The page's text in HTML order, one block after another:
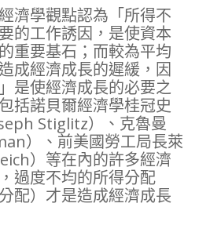
濟學觀點認為「所得不
的工作誘因，是使資本
重要基石；而較為平均
成經濟成長的遲緩，因
是使經濟成長的必要之
括諾貝爾經濟學桂冠史
Stiglitz）、克魯曼
）、前美國勞工局長萊
）等在內的許多經濟
過度不均的所得分配
配）才是造成經濟成長